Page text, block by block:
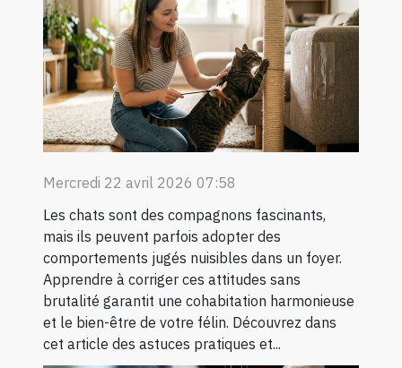
Mercredi 22 avril 2026 07:58
Les chats sont des compagnons fascinants,
mais ils peuvent parfois adopter des
comportements jugés nuisibles dans un foyer.
Apprendre à corriger ces attitudes sans
brutalité garantit une cohabitation harmonieuse
et le bien-être de votre félin. Découvrez dans
cet article des astuces pratiques et...